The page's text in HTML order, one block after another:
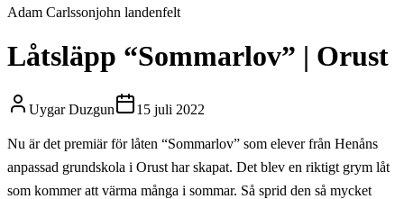
Adam Carlssonjohn landenfelt
Låtsläpp “Sommarlov” | Orust
Uygar Duzgun 15 juli 2022
Nu är det premiär för låten “Sommarlov” som elever från Henåns
anpassad grundskola i Orust har skapat. Det blev en riktigt grym låt
som kommer att värma många i sommar. Så sprid den så mycket